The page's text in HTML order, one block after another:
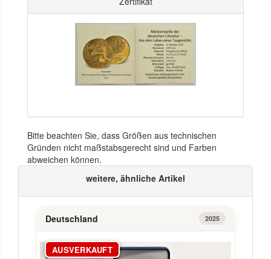
Bitte beachten Sie, dass Größen aus technischen
Gründen nicht maßstabsgerecht sind und Farben
abweichen können.
weitere, ähnliche Artikel
Deutschland 2025
AUSVERKAUFT